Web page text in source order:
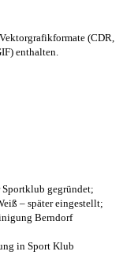
(CDR,
enthalten.
Sportklub gegründet;
– später eingestellt;
Berndorf
in Sport Klub